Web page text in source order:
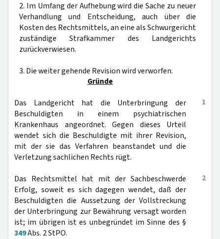
2. Im Umfang der Aufhebung wird die Sache zu neuer
Verhandlung und Entscheidung, auch über die
Kosten des Rechtsmittels, an eine als Schwurgericht
zuständige Strafkammer des Landgerichts
zurückverwiesen.
3. Die weiter gehende Revision wird verworfen.
Gründe
1
Das Landgericht hat die Unterbringung der
Beschuldigten in einem psychiatrischen
Krankenhaus angeordnet. Gegen dieses Urteil
wendet sich die Beschuldigte mit ihrer Revision,
mit der sie das Verfahren beanstandet und die
Verletzung sachlichen Rechts rügt.
2
Das Rechtsmittel hat mit der Sachbeschwerde
Erfolg, soweit es sich dagegen wendet, daß der
Beschuldigten die Aussetzung der Vollstreckung
der Unterbringung zur Bewährung versagt worden
ist; im übrigen ist es unbegründet im Sinne des §
349Abs. 2 StPO.